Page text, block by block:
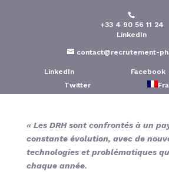
+33 4 90 56 11 24
LinkedIn
contact@recrutement-
LinkedIn
Facebook
Twitter
Les défis des
Humaines en
Publié le : 30 Oct 2023
« Les DRH sont confrontés à un
constante évolution, avec de
technologies et problématiques
chaque année.